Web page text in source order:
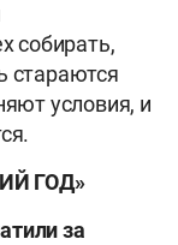
собирать,
стараются
условия, и
ГОД»
за